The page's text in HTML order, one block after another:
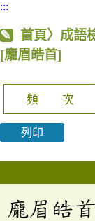
:::
首頁〉成語
[龐眉皓首]
頻 次
列印
龐眉皓首